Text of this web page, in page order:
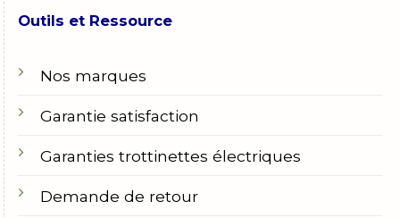
Outils et Ressource
Nos marques
Garantie satisfaction
Garanties trottinettes électriques
Demande de retour